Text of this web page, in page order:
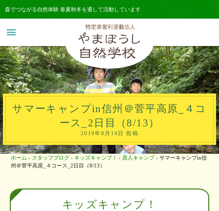
森でつながる自然体験 春夏秋冬を通して活動しています
menu
サマーキャンプin信州＠菅平高原_４コ
ース_2日目（8/13）
2019年8月14日 投稿
ホーム › スタッフブログ › キッズキャンプ！ › 原人キャンプ › サマーキャンプin信
州＠菅平高原_４コース_2日目（8/13）
キッズキャンプ！